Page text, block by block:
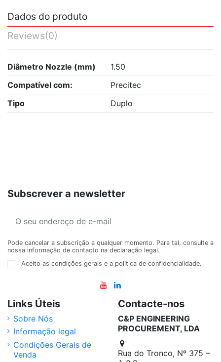
Dados do produto
Reviews(0)
Diâmetro Nozzle (mm)
1.50
Compatível com:
Precitec
Tipo
Duplo
Subscrever a newsletter
Pode cancelar a subscrição a qualquer momento. Para tal, consulte a
nossa informação de contacto na declaração legal.
Aceito as condições gerais e a política de confidencialidade.
Links Úteis
Sobre Nós
Informação legal
Condições Gerais de
Venda
Contacte-nos
C&P ENGINEERING
PROCUREMENT, LDA
Rua do Tronco, Nº 375 –